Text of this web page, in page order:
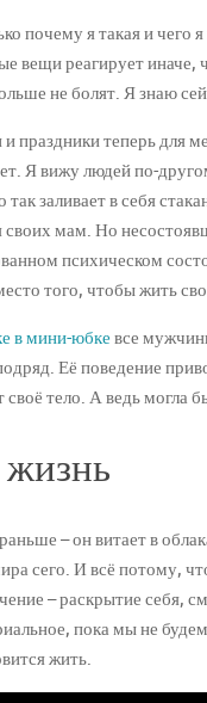
почему я такая и чего
вещи реагирует иначе,
не болят. Я знаю
праздники теперь для
Я вижу людей по-
заливает в себя
мам. Но
психическом
того, чтобы жить
в мини-юбке все
Её поведение
своё тело. А ведь
– он витает в
сего. И всё потому,
– раскрытие себя,
пока мы не
жить.